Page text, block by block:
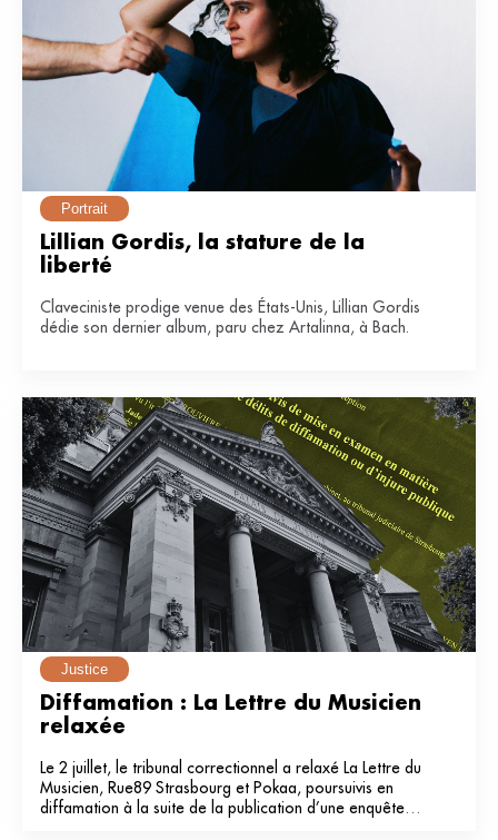
Portrait
Lillian Gordis, la stature de la
liberté
Claveciniste prodige venue des États-Unis, Lillian Gordis
dédie son dernier album, paru chez Artalinna, à Bach.
Justice
Diffamation : La Lettre du Musicien
relaxée
Le 2 juillet, le tribunal correctionnel a relaxé La Lettre du
Musicien, Rue89 Strasbourg et Pokaa, poursuivis en
diffamation à la suite de la publication d’une enquête